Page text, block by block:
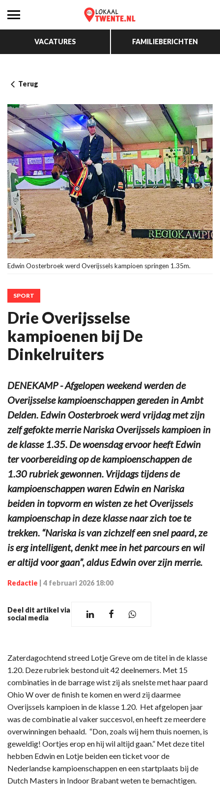
VACATURES FAMILIEBERICHTEN
Terug
Edwin Oosterbroek werd Overijssels kampioen springen 1.35m.
SPORT
Drie Overijsselse
kampioenen bij De
Dinkelruiters
DENEKAMP - Afgelopen weekend werden de
Overijsselse kampioenschappen gereden in Ambt
Delden. Edwin Oosterbroek werd vrijdag met zijn
zelf gefokte merrie Nariska Overijssels kampioen in
de klasse 1.35. De woensdag ervoor heeft Edwin
ter voorbereiding op de kampioenschappen de
1.30 rubriek gewonnen. Vrijdags tijdens de
kampioenschappen waren Edwin en Nariska
beiden in topvorm en wisten ze het Overijssels
kampioenschap in deze klasse naar zich toe te
trekken. “Nariska is van zichzelf een snel paard, ze
is erg intelligent, denkt mee in het parcours en wil
er altijd voor gaan”, aldus Edwin over zijn merrie.
Redactie 4 februari 2026 18:00
Deel dit artikel via
social media
Zaterdagochtend streed Lotje Greve om de titel in de klasse
1.20. Deze rubriek bestond uit 42 deelnemers. Met 15
combinaties in de barrage wist zij als snelste met haar paard
Ohio W over de finish te komen en werd zij daarmee
Overijssels kampioen in de klasse 1.20. Het afgelopen jaar
was de combinatie al vaker succesvol, en heeft ze meerdere
overwinningen behaald. “Don, zoals wij hem thuis noemen, is
geweldig! Oortjes erop en hij wil altijd gaan.” Met deze titel
hebben Edwin en Lotje beiden een ticket voor de
Nederlandse kampioenschappen en een startplaats bij de
Dutch Masters in Indoor Brabant weten te bemachtigen.